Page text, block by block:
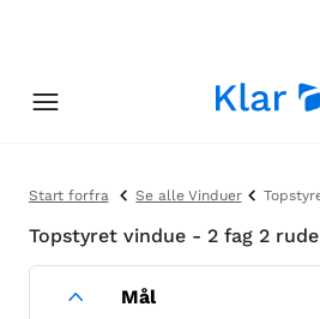
Start forfra Se alle Vinduer
Topstyret vindue - 2 fag 2
Mål